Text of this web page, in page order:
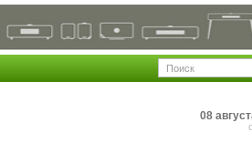
08